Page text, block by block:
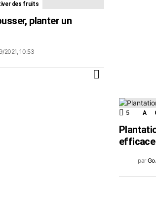
des fruits
planter un
2021, 10:53
5 A
efficace
par